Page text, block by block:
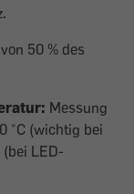
50 % des
Messung
°C (wichtig bei
LED-